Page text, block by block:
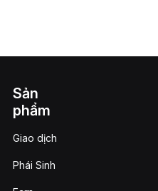
Sản
phẩm
Giao dịch
Phái Sinh